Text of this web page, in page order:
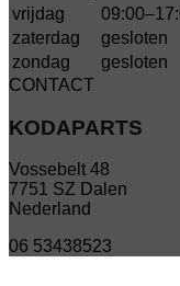
vrijdag
zaterdag
gesloten
zondag
gesloten
CONTACT
KODAPARTS
Vossebelt 48
7751 SZ Dalen
Nederland
06 53438523